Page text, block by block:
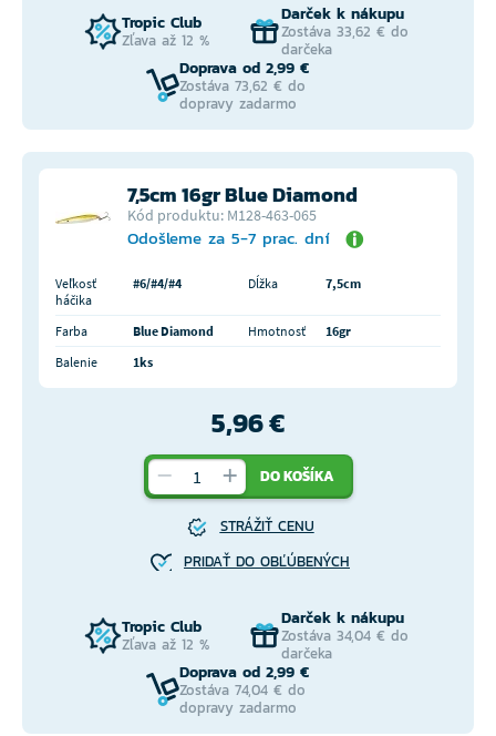
Tropic Club
Zľava až 12 %
Darček k nákupu
Zostáva 33,62 € do
darčeka
Doprava od 2,99 €
Zostáva 73,62 € do
dopravy zadarmo
7,5cm 16gr Blue Diamond
Kód produktu: M128-463-065
Odošleme za 5-7 prac. dní
Veľkosť
háčika
#6/#4/#4 Dĺžka 7,5cm
Farba Blue Diamond Hmotnosť
16gr
Balenie
1ks
5,96 €
DO KOŠÍKA
STRÁŽIŤ CENU
PRIDAŤ DO OBĽÚBENÝCH
Tropic Club
Zľava až 12 %
Darček k nákupu
Zostáva 34,04 € do
darčeka
Doprava od 2,99 €
Zostáva 74,04 € do
dopravy zadarmo